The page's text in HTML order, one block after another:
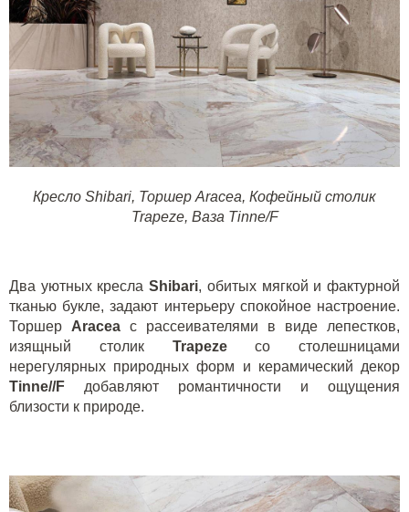
Кресло Shibari, Торшер Aracea, Кофейный столик
Trapeze, Ваза Tinne/F
Два уютных креслаShibari, обитых мягкой и фактурной
тканью букле, задают интерьеру спокойное настроение.
Торшер Aracea с рассеивателями в виде лепестков,
изящный столик Trapeze
со столешницами
нерегулярных природных форм и керамический декор
Tinne//F добавляют романтичности и ощущения
близости к природе.